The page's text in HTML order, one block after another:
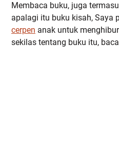
Membaca buku, juga
apalagi itu buku kisah, Saya
cerpen anak untuk
sekilas tentang buku itu,